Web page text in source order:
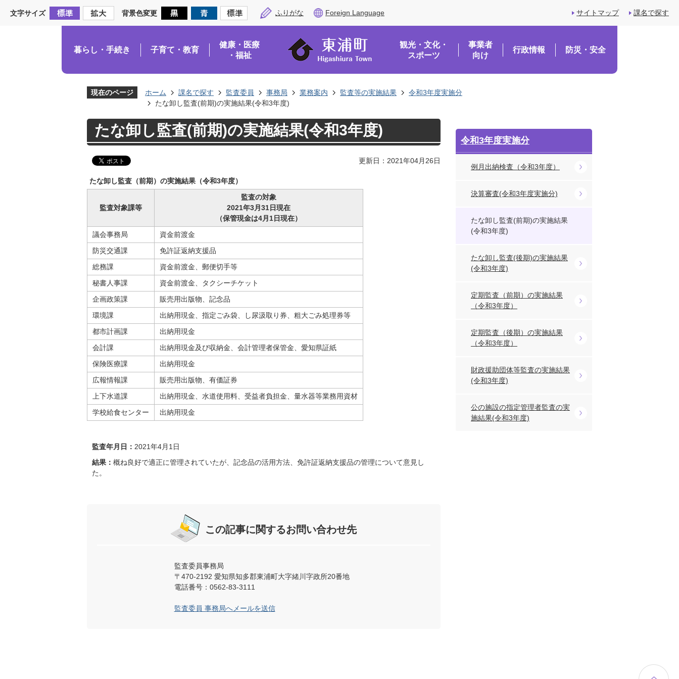
文字サイズ 背景色変更 ふりがな Foreign Language サイトマップ 課名で探す
暮らし・手続き 子育て・教育
健康・医療
・福祉
観光・文化・
スポーツ
事業者
向け
行政情報 防災・安全
現在のページ ホーム 課名で探す 監査委員 事務局 業務案内 監査等の実施結果
令和3年度実施分
たな卸し監査(前期)の実施結果(令和3年度)
たな卸し監査(前期)の実施結果(令和3年度)
更新日：2021年04月26日
たな卸し監査（前期）の実施結果（令和3年度）
監査対象課等
監査の対象
2021年3月31日現在
（保管現金は4月1日現在）
議会事務局
資金前渡金
防災交通課
免許証返納支援品
総務課
資金前渡金、郵便切手等
秘書人事課
資金前渡金、タクシーチケット
企画政策課
販売用出版物、記念品
環境課
出納用現金、指定ごみ袋、し尿汲取り券、粗大ごみ処理券等
都市計画課
出納用現金
会計課
出納用現金及び収納金、会計管理者保管金、愛知県証紙
保険医療課
出納用現金
広報情報課
販売用出版物、有価証券
上下水道課
出納用現金、水道使用料、受益者負担金、量水器等業務用資材
学校給食センター
出納用現金
監査年月日： 2021年4月1日
結果： 概ね良好で適正に管理されていたが、記念品の活用方法、免許証返納支援品の管理について意見し
た。
この記事に関するお問い合わせ先
監査委員事務局
〒470-2192 愛知県知多郡東浦町大字緒川字政所20番地
電話番号：0562-83-3111
監査委員 事務局へメールを送信
令和3年度実施分
例月出納検査（令和3年度）
決算審査(令和3年度実施分)
たな卸し監査(前期)の実施結果
(令和3年度)
たな卸し監査(後期)の実施結果
(令和3年度)
定期監査（前期）の実施結果
（令和3年度）
定期監査（後期）の実施結果
（令和3年度）
財政援助団体等監査の実施結果
(令和3年度)
公の施設の指定管理者監査の実
施結果(令和3年度)